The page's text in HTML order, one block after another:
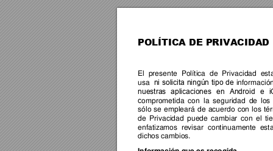
POLÍTICA DE PRIVACIDAD
El presente Política de Privacidad
usa ni solicita ningún tipo de
nuestras aplicaciones en Android e
comprometida con la seguridad de los
sólo se empleará de acuerdo con los
de Privacidad puede cambiar con el
enfatizamos revisar continuamente
dichos cambios.